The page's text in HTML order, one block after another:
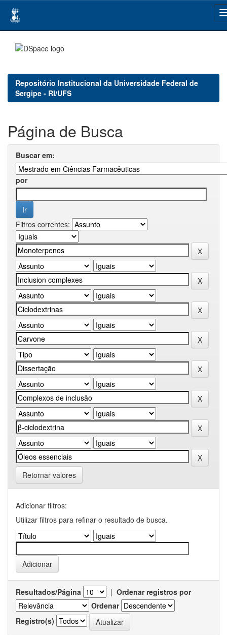
navigation
Repositório Institucional da Universidade Federal de
Sergipe - RI/UFS
Página de Busca
Buscar em:
por
Filtros correntes:
Retornar valores
Adicionar filtros:
Utilizar filtros para refinar o resultado de busca.
Resultados/Página | Ordenar registros por
Ordenar
Registro(s)